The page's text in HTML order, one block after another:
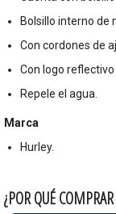
Bolsillo interno de
Con cordones de
Con logo
Repele el agua.
Marca
Hurley.
¿POR QUÉ